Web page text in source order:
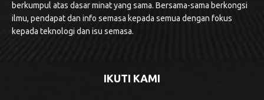
berkumpul atas dasar minat yang sama. Bersama-sama berkongsi
ilmu, pendapat dan info semasa kepada semua dengan fokus
kepada teknologi dan isu semasa.
IKUTI KAMI